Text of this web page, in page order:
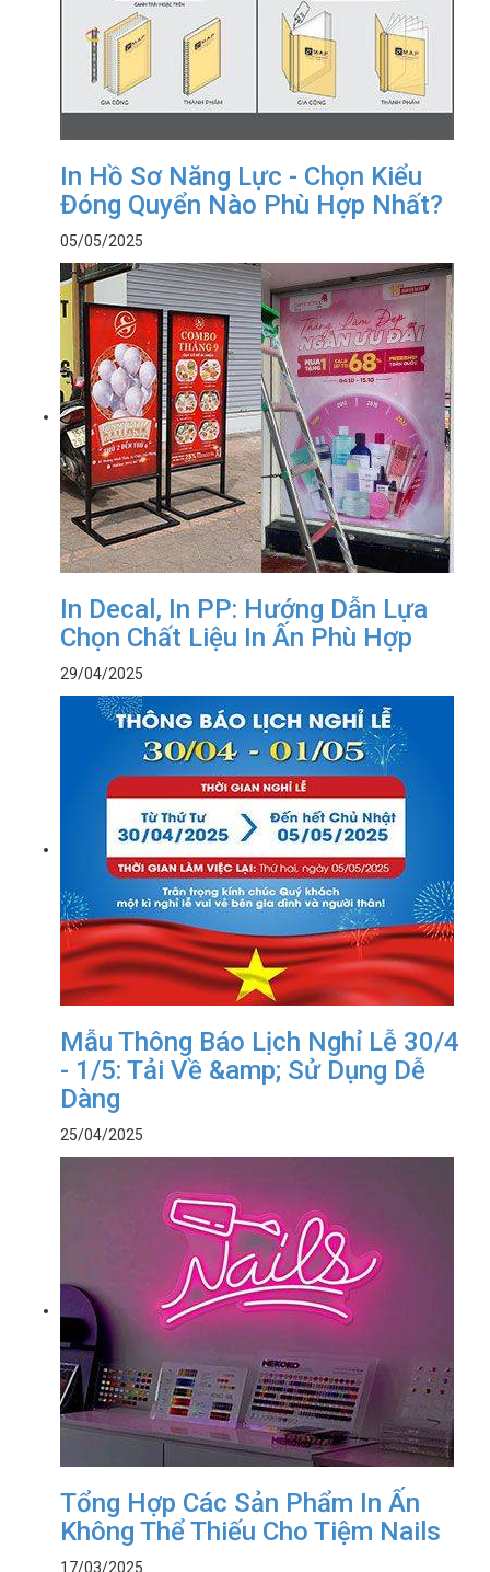
In Hồ Sơ Năng Lực - Chọn Kiểu
Đóng Quyển Nào Phù Hợp Nhất?
05/05/2025
In Decal, In PP: Hướng Dẫn Lựa
Chọn Chất Liệu In Ấn Phù Hợp
29/04/2025
Mẫu Thông Báo Lịch Nghỉ Lễ 30/4
- 1/5: Tải Về &amp; Sử Dụng Dễ
Dàng
25/04/2025
Tổng Hợp Các Sản Phẩm In Ấn
Không Thể Thiếu Cho Tiệm Nails
17/03/2025